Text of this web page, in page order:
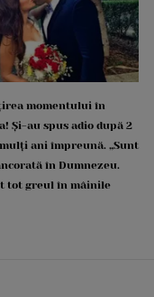
momentului în
Și-au spus adio după 2
ani împreună. „Sunt
în Dumnezeu.
tot greul în mâinile